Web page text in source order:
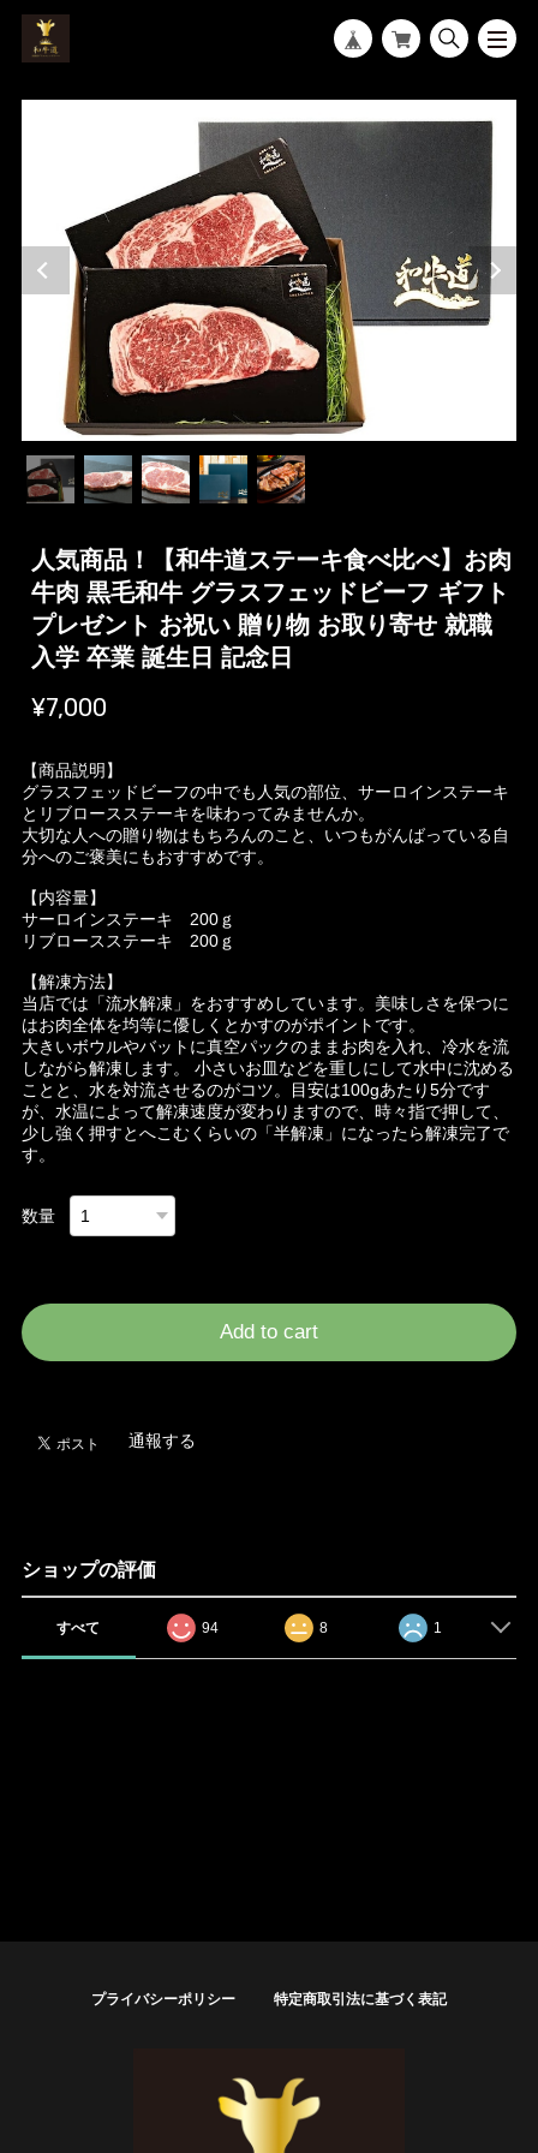
人気商品！【和牛道ステーキ食べ比べ】お肉
牛肉 黒毛和牛 グラスフェッドビーフ ギフト
プレゼント お祝い 贈り物 お取り寄せ 就職
入学 卒業 誕生日 記念日
¥7,000
【商品説明】
グラスフェッドビーフの中でも人気の部位、サーロインステーキ
とリブロースステーキを味わってみませんか。
大切な人への贈り物はもちろんのこと、いつもがんばっている自
分へのご褒美にもおすすめです。
【内容量】
サーロインステーキ 200ｇ
リブロースステーキ 200ｇ
【解凍方法】
当店では「流水解凍」をおすすめしています。美味しさを保つに
はお肉全体を均等に優しくとかすのがポイントです。
大きいボウルやバットに真空パックのままお肉を入れ、冷水を流
しながら解凍します。 小さいお皿などを重しにして水中に沈める
ことと、水を対流させるのがコツ。目安は100gあたり5分です
が、水温によって解凍速度が変わりますので、時々指で押して、
少し強く押すとへこむくらいの「半解凍」になったら解凍完了で
す。
数量
Add to cart
通報する
ショップの評価
すべて 94 8 1
プライバシーポリシー 特定商取引法に基づく表記